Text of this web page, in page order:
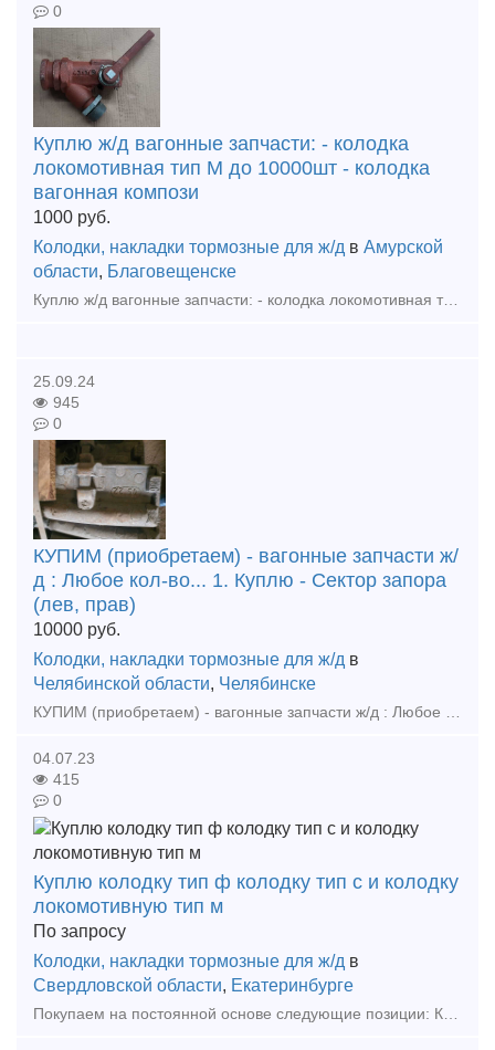
0
Куплю ж/д вагонные запчасти: - колодка
локомотивная тип М до 10000шт - колодка
вагонная компози
1000 руб.
Колодки, накладки тормозные для ж/д в Амурской
области, Благовещенске
Куплю ж/д вагонные запчасти: - колодка локомотивная тип М до 10000шт - колодка вагонная композиционная 25610-Н до 10000шт - клин фрикционный СЧ35 м1698.00.003 до 5000шт Приобретаем на постоя
25.09.24
945
0
КУПИМ (приобретаем) - вагонные запчасти ж/
д : Любое кол-во... 1. Куплю - Сектор запора
(лев, прав)
10000 руб.
Колодки, накладки тормозные для ж/д в
Челябинской области, Челябинске
КУПИМ (приобретаем) - вагонные запчасти ж/д : Любое кол-во... 1. Куплю - Сектор запора (лев, прав) 2. Куплю - Аппарата поглощающий рт 120 3. Куплю - Поглощающий аппарат 73zw 4. Куплю -
04.07.23
415
0
Куплю колодку тип ф колодку тип с и колодку
локомотивную тип м
По запросу
Колодки, накладки тормозные для ж/д в
Свердловской области, Екатеринбурге
Покупаем на постоянной основе следующие позиции: Куплю колодку тип ф (колодка мотор-вагонная тип ф фосфористая) колодка локомотивная тип м чека тормозной колодки кран 4314, 431